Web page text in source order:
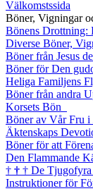
Välkomstssida
Böner, Vigningar
Bönens Drottning:
Diverse Böner,
Böner från Jesus
Böner för Den
Heliga Familjens
Böner från andra
Korsets Bön
Böner av Vår Fru i
Äktenskaps
Böner för att
Den Flammande
† † † De Tjugofyra
Instruktioner för